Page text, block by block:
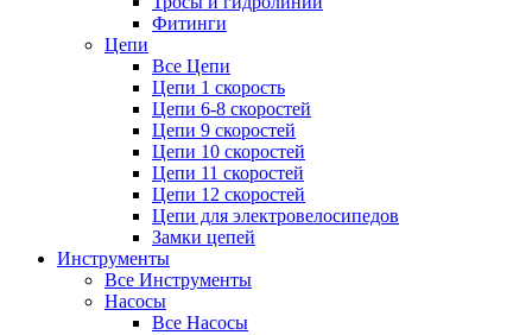
Фитинги
Цепи
Все Цепи
Цепи 1 скорость
Цепи 6-8 скоростей
Цепи 9 скоростей
Цепи 10 скоростей
Цепи 11 скоростей
Цепи 12 скоростей
Цепи для электровелосипедов
Замки цепей
Инструменты
Все Инструменты
Насосы
Все Насосы